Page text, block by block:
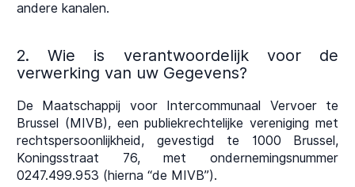
andere kanalen.
2. Wie is verantwoordelijk voor de
verwerking van uw Gegevens?
De Maatschappij voor Intercommunaal Vervoer te
Brussel (MIVB), een publiekrechtelijke vereniging met
rechtspersoonlijkheid, gevestigd te 1000 Brussel,
Koningsstraat 76, met ondernemingsnummer
0247.499.953 (hierna “de MIVB”).